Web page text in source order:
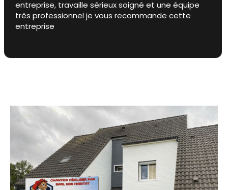
complet de ma toiture ! Le résultat est bluffant : le
toit a retrouvé sa couleur d’origine et donne un vrai
coup de neuf à la maison. L’équipe a été sérieuse,
du travail. Je recommande vivement SBS Habitat